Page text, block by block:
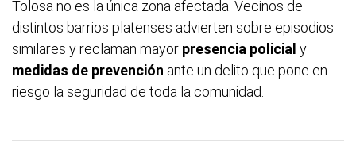
Tolosa no es la única zona afectada. Vecinos de
distintos barrios platenses advierten sobre episodios
similares y reclaman mayor presencia policial y
medidas de prevención ante un delito que pone en
riesgo la seguridad de toda la comunidad.